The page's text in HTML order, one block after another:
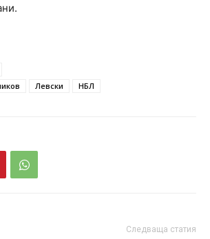
Левски НБЛ
Следваща статия